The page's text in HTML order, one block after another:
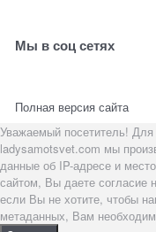
Мы в соц сетях
Полная версия сайта
Уважаемый посетитель!
ladysamotsvet.com мы
данные об IP-адресе и
сайтом, Вы даете согласие
если Вы не хотите, чтобы
метаданных, Вам